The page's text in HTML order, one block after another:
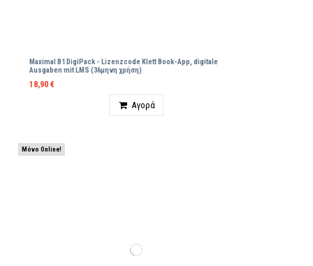
Maximal B1 DigiPack - Lizenzcode Klett Βοοk-App, digitale
Ausgaben mit LMS (36μηνη χρήση)
18,90 €
Αγορά
Μόνο Online!